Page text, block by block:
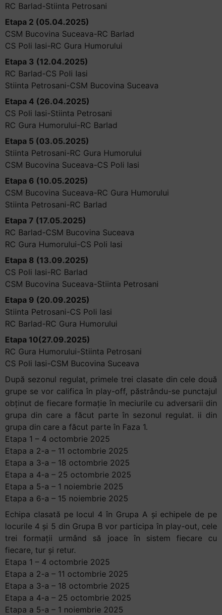
RC Barlad-Stiinta Petrosani
Etapa 2 (05.04.2025)
CSM Bucovina Suceava-RC Barlad
CS Poli Iasi-RC Gura Humorului
Etapa 3 (12.04.2025)
RC Barlad-CS Poli Iasi
Stiinta Petrosani-CSM Bucovina Suceava
Etapa 4 (26.04.2025)
CS Poli Iasi-Stiinta Petrosani
RC Gura Humorului-RC Barlad
Etapa 5 (03.05.2025)
Stiinta Petrosani-RC Gura Humorului
CSM Bucovina Suceava-CS Poli Iasi
Etapa 6 (10.05.2025)
CSM Bucovina Suceava-RC Gura Humorului
Stiinta Petrosani-RC Barlad
Etapa 7 (17.05.2025)
RC Barlad-CSM Bucovina Suceava
RC Gura Humorului-CS Poli Iasi
Etapa 8 (13.09.2025)
CS Poli Iasi-RC Barlad
CSM Bucovina Suceava-Stiinta Petrosani
Etapa 9 (20.09.2025)
Stiinta Petrosani-CS Poli Iasi
RC Barlad-RC Gura Humorului
Etapa 10(27.09.2025)
RC Gura Humorului-Stiinta Petrosani
CS Poli Iasi-CSM Bucovina Suceava
După sezonul regulat, primele trei clasate din cele două
grupe se vor califica în play-off, păstrându-se punctajul
obținut de fiecare formație în meciurile cu adversarii din
grupa din care a făcut parte în sezonul regulat. ii din
grupa din care a făcut parte în Faza 1.
Etapa 1 – 4 octombrie 2025
Etapa a 2-a – 11 octombrie 2025
Etapa a 3-a – 18 octombrie 2025
Etapa a 4-a – 25 octombrie 2025
Etapa a 5-a – 1 noiembrie 2025
Etapa a 6-a – 15 noiembrie 2025
Echipa clasată pe locul 4 în Grupa A și echipele de pe
locurile 4 și 5 din Grupa B vor participa în play-out, cele
trei formații urmând să joace în sistem fiecare cu
fiecare, tur și retur.
Etapa 1 – 4 octombrie 2025
Etapa a 2-a – 11 octombrie 2025
Etapa a 3-a – 18 octombrie 2025
Etapa a 4-a – 25 octombrie 2025
Etapa a 5-a – 1 noiembrie 2025